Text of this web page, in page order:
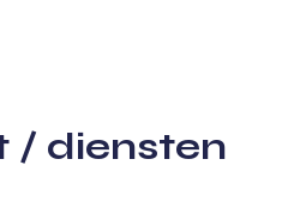
/ diensten